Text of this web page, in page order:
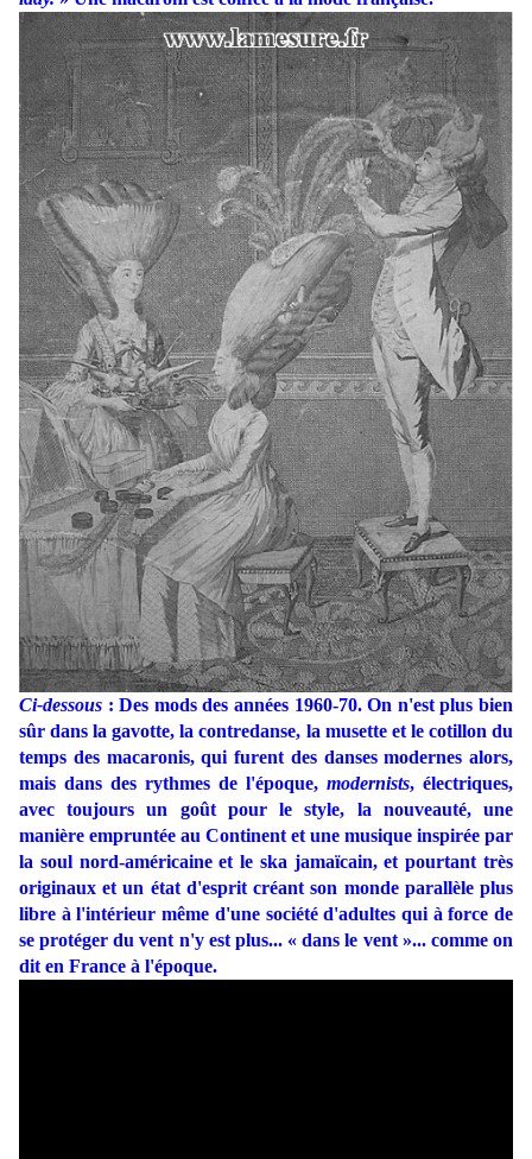
Ci-dessous : Des mods des années 1960-70. On n'est plus bien
sûr dans la gavotte, la contredanse, la musette et le cotillon du
temps des macaronis, qui furent des danses modernes alors,
mais dans des rythmes de l'époque, modernists, électriques,
avec toujours un goût pour le style, la nouveauté, une
manière empruntée au Continent et une musique inspirée par
la soul nord-américaine et le ska jamaïcain, et pourtant très
originaux et un état d'esprit créant son monde parallèle plus
libre à l'intérieur même d'une société d'adultes qui à force de
se protéger du vent n'y est plus... « dans le vent »... comme on
dit en France à l'époque.